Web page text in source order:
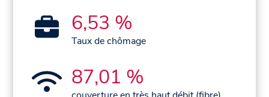
6,53 %
Taux de chômage
87,01 %